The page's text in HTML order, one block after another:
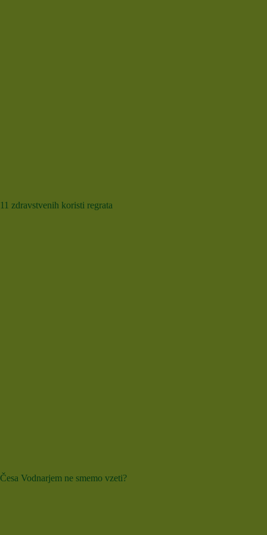
11 zdravstvenih koristi regrata
Česa Vodnarjem ne smemo vzeti?